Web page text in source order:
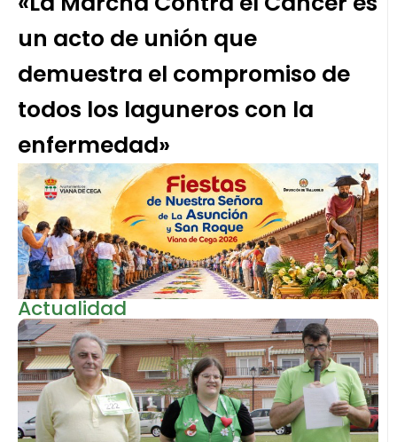
un acto de unión que
demuestra el compromiso de
todos los laguneros con la
enfermedad»
Actualidad